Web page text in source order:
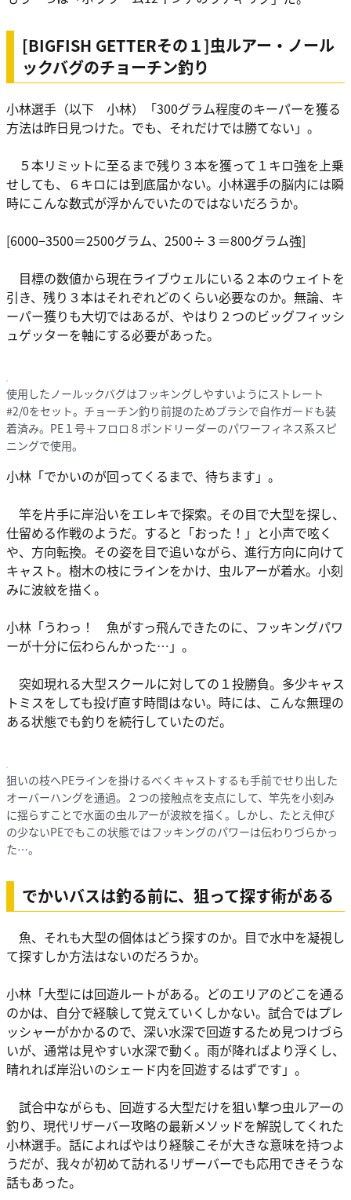
[BIGFISH GETTERその１]虫ルアー・ノール
ックバグのチョーチン釣り
小林選手（以下 小林）「300グラム程度のキーパーを獲る
方法は昨日見つけた。でも、それだけでは勝てない」。
５本リミットに至るまで残り３本を獲って１キロ強を上乗
せしても、６キロには到底届かない。小林選手の脳内には瞬
時にこんな数式が浮かんでいたのではないだろうか。
[6000−3500＝2500グラム、2500÷３＝800グラム強]
目標の数値から現在ライブウェルにいる２本のウェイトを
引き、残り３本はそれぞれどのくらい必要なのか。無論、キ
ーパー獲りも大切ではあるが、やはり２つのビッグフィッシ
ュゲッターを軸にする必要があった。
使用したノールックバグはフッキングしやすいようにストレート
#2/0をセット。チョーチン釣り前提のためブラシで自作ガードも装
着済み。PE１号＋フロロ８ポンドリーダーのパワーフィネス系スピ
ニングで使用。
小林「でかいのが回ってくるまで、待ちます」。
竿を片手に岸沿いをエレキで探索。その目で大型を探し、
仕留める作戦のようだ。すると「おった！」と小声で呟く
や、方向転換。その姿を目で追いながら、進行方向に向けて
キャスト。樹木の枝にラインをかけ、虫ルアーが着水。小刻
みに波紋を描く。
小林「うわっ！ 魚がすっ飛んできたのに、フッキングパワ
ーが十分に伝わらんかった…」。
突如現れる大型スクールに対しての１投勝負。多少キャス
トミスをしても投げ直す時間はない。時には、こんな無理の
ある状態でも釣りを続行していたのだ。
狙いの枝へPEラインを掛けるべくキャストするも手前でせり出した
オーバーハングを通過。２つの接触点を支点にして、竿先を小刻み
に揺らすことで水面の虫ルアーが波紋を描く。しかし、たとえ伸び
の少ないPEでもこの状態ではフッキングのパワーは伝わりづらかっ
た…。
でかいバスは釣る前に、狙って探す術がある
魚、それも大型の個体はどう探すのか。目で水中を凝視し
て探すしか方法はないのだろうか。
小林「大型には回遊ルートがある。どのエリアのどこを通る
のかは、自分で経験して覚えていくしかない。試合ではプレ
ッシャーがかかるので、深い水深で回遊するため見つけづら
いが、通常は見やすい水深で動く。雨が降ればより浮くし、
晴れれば岸沿いのシェード内を回遊するはずです」。
試合中ながらも、回遊する大型だけを狙い撃つ虫ルアーの
釣り、現代リザーバー攻略の最新メソッドを解説してくれた
小林選手。話によればやはり経験こそが大きな意味を持つよ
うだが、我々が初めて訪れるリザーバーでも応用できそうな
話もあった。